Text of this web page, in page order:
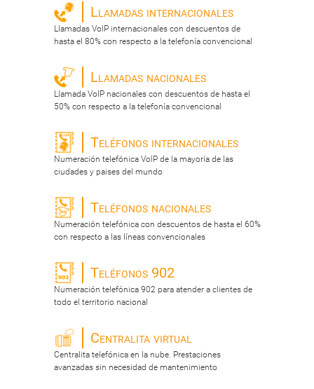
Llamadas internacionales
Llamadas VoIP internacionales con descuentos de
hasta el 80% con respecto a la telefonía convencional
Llamadas nacionales
Llamada VoIP nacionales con descuentos de hasta el
50% con respecto a la telefonía convencional
Teléfonos internacionales
Numeración telefónica VoIP de la mayoría de las
ciudades y paises del mundo
Teléfonos nacionales
Numeración telefónica con descuentos de hasta el 60%
con respecto a las líneas convencionales
Teléfonos 902
Numeración telefónica 902 para atender a clientes de
todo el territorio nacional
Centralita virtual
Centralita telefónica en la nube. Prestaciones
avanzadas sin necesidad de mantenimiento